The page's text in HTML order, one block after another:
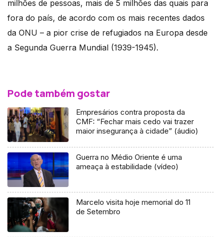
milhões de pessoas, mais de 5 milhões das quais para
fora do país, de acordo com os mais recentes dados
da ONU – a pior crise de refugiados na Europa desde
a Segunda Guerra Mundial (1939-1945).
Pode também gostar
Empresários contra proposta da
CMF: “Fechar mais cedo vai trazer
maior insegurança à cidade” (áudio)
Guerra no Médio Oriente é uma
ameaça à estabilidade (vídeo)
Marcelo visita hoje memorial do 11
de Setembro